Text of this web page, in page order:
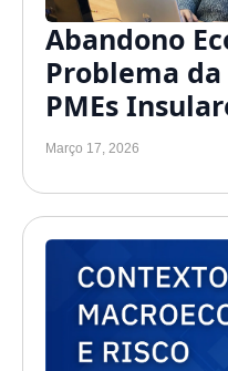
Abandono
Problema da
PMEs
Março 17, 2026